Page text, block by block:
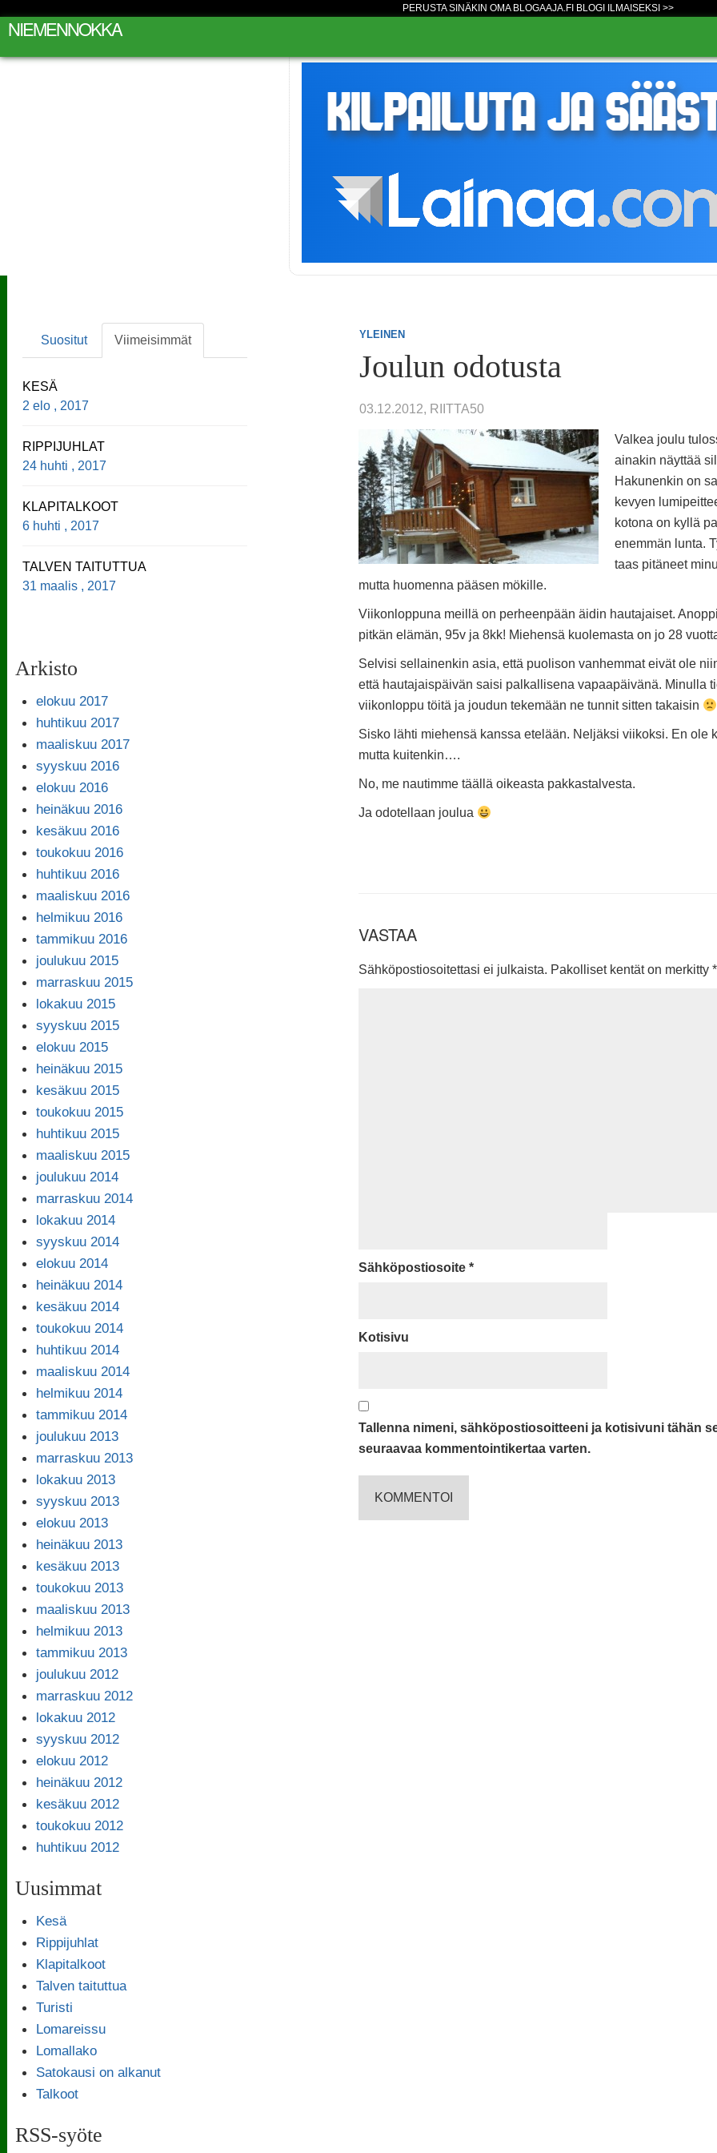
PERUSTA SINÄKIN OMA BLOGAAJA.FI BLOGI ILMAISEKSI >>
NIEMENNOKKA
YLEINEN
Joulun odotusta
03.12.2012, RIITTA50
Valkea joulu
ainakin näyttää
Hakunenkin on
kevyen
kotona on kyllä
enemmän lunta.
taas pitäneet
mutta huomenna pääsen mökille.
Viikonloppuna meillä on perheenpään äidin hautajaiset.
pitkän elämän, 95v ja 8kk! Miehensä kuolemasta on jo 28
Selvisi sellainenkin asia, että puolison vanhemmat eivät ole
että hautajaispäivän saisi palkallisena vapaapäivänä. Minulla
viikonloppu töitä ja joudun tekemään ne tunnit sitten takaisin
Sisko lähti miehensä kanssa etelään. Neljäksi viikoksi. En ole
mutta kuitenkin….
No, me nautimme täällä oikeasta pakkastalvesta.
Ja odotellaan joulua
VASTAA
Sähköpostiosoitettasi ei julkaista. Pakolliset kentät on merkitty *
Sähköpostiosoite *
Kotisivu
Tallenna nimeni, sähköpostiosoitteeni ja kotisivuni tähän
seuraavaa kommentointikertaa varten.
Suositut Viimeisimmät
KESÄ
2 elo , 2017
RIPPIJUHLAT
24 huhti , 2017
KLAPITALKOOT
6 huhti , 2017
TALVEN TAITUTTUA
31 maalis , 2017
Arkisto
elokuu 2017
huhtikuu 2017
maaliskuu 2017
syyskuu 2016
elokuu 2016
heinäkuu 2016
kesäkuu 2016
toukokuu 2016
huhtikuu 2016
maaliskuu 2016
helmikuu 2016
tammikuu 2016
joulukuu 2015
marraskuu 2015
lokakuu 2015
syyskuu 2015
elokuu 2015
heinäkuu 2015
kesäkuu 2015
toukokuu 2015
huhtikuu 2015
maaliskuu 2015
joulukuu 2014
marraskuu 2014
lokakuu 2014
syyskuu 2014
elokuu 2014
heinäkuu 2014
kesäkuu 2014
toukokuu 2014
huhtikuu 2014
maaliskuu 2014
helmikuu 2014
tammikuu 2014
joulukuu 2013
marraskuu 2013
lokakuu 2013
syyskuu 2013
elokuu 2013
heinäkuu 2013
kesäkuu 2013
toukokuu 2013
maaliskuu 2013
helmikuu 2013
tammikuu 2013
joulukuu 2012
marraskuu 2012
lokakuu 2012
syyskuu 2012
elokuu 2012
heinäkuu 2012
kesäkuu 2012
toukokuu 2012
huhtikuu 2012
Uusimmat
Kesä
Rippijuhlat
Klapitalkoot
Talven taituttua
Turisti
Lomareissu
Lomallako
Satokausi on alkanut
Talkoot
RSS-syöte